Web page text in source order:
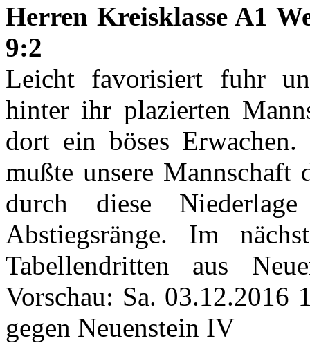
Herren Kreisklasse A1
9:2
Leicht favorisiert fuhr
hinter ihr plazierten
dort ein böses
mußte unsere Mannschaft
durch diese
Abstiegsränge. Im
Tabellendritten aus
Vorschau: Sa.
gegen Neuenstein IV